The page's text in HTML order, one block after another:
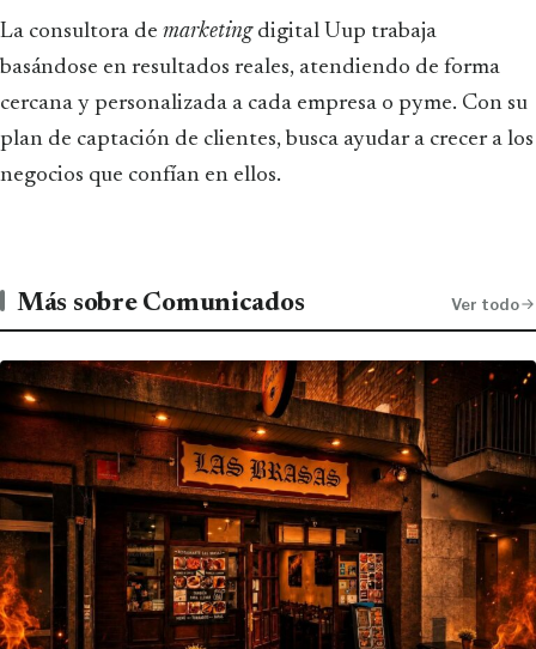
La consultora de marketingdigital Uup trabaja
basándose en resultados reales, atendiendo de forma
cercana y personalizada a cada empresa o pyme. Con su
plan de captación de clientes, busca ayudar a crecer a los
negocios que confían en ellos.
Más sobre Comunicados Ver todo